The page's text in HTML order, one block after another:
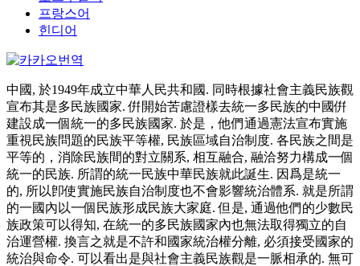
프랑스어
힌디어
中國, 於1949年成立中華人民共和國. 同時根據社會主義民族觀
宣布其是多民族國家. 倂開始苦慮證樣去統一多民族的中國倂
建設成一個統一的多民族國家. 於是，他們通過憲法宣布實施
重視民族問題的民族平等權, 民族區域自治制度. 各民族之間是
平等的，消除民族間的對立關系, 相互融合, 融洽努力構成一個
統一的民族. 所謂的統一民族中華民族就此誕生. 因爲是統一
的, 所以卽使實施民族自治制度也不會影響統治體系. 就是所謂
的一國內以一個民族形成民族大家庭. 但是, 通過他們的少數民
族政策可以得知, 在統一的多民族國家內也無法取得獨立的自
治運營權. 換言之就是不許和國家統治權分離, 必須接受國家的
統治與命令. 可以看出是與社會主義民族觀是一脈相承的. 無可